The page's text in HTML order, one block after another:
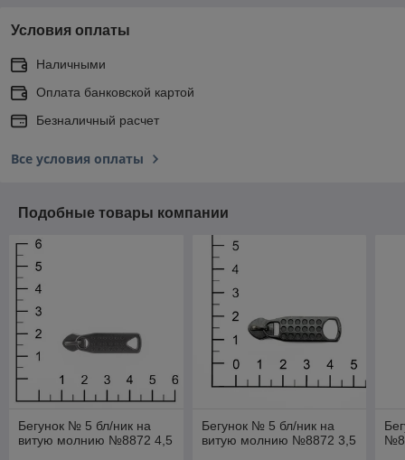
Условия оплаты
Наличными
Оплата банковской картой
Безналичный расчет
Все условия оплаты
Подобные товары компании
Бегунок № 5 бл/ник на
витую молнию №8872 4,5
Бегунок № 5 бл/ник на
витую молнию №8872 3,5